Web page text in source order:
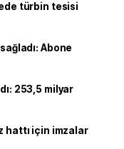
türbin tesisi
Abone
253,5 milyar
hattı için imzalar